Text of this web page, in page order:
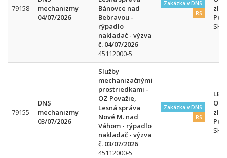
79158
mechanizmy
04/07/2026
Bánovce nad
Bebravou -
rýpadlo
nakladač - výzva
č. 04/07/2026
45112000-5
Zakázka v DNS
RS
SK
79155
DNS
mechanizmy
03/07/2026
Služby
mechanizačnými
prostriedkami -
OZ Považie,
Lesná správa
Nové M. nad
Váhom - rýpadlo
nakladač - výzva
č. 03/07/2026
45112000-5
Zakázka v DNS
RS
SK